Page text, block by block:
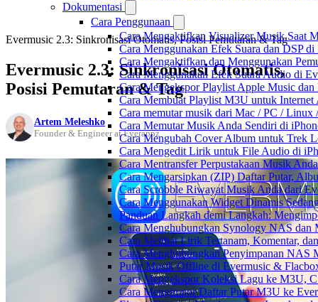
Dokumentasi
Cara Penggunaan
Cara Mengaktifkan Visualizer Musik Saat
Cara Menggunakan Efek Suara dan DSP
Cara Mengaktifkan dan Menggunakan
Cara Menggunakan Efek Suara Audio di
Cara Mengekspor Playlist Apple Music
Cara Membuat Playlist M3U untuk
Cara memutar musik dari Mac / PC /
Cara Memutar Musik Anda Sendiri di
Cara Mengubah Cover Album untuk Trek
Cara Mengedit Lirik untuk File Audio di
Cara Mentransfer Perpustakaan Musik
Cara Mengarsipkan (ZIP) Daftar Putar,
Cara Scrobble Riwayat Musik Anda dari
Cara Menggunakan Widget Dinamis
Panduan Langkah demi Langkah:
Cara Menghubungkan Synology NAS dan
Cara Melihat Lirik Tertanam, Komentar,
Cara Menghubungkan Penyimpanan NAS
Putar Musik Offline di Evermusic &
Cara Mengekspor Koleksi Lagu ke M3U,
Cara Mengimpor Daftar Putar M3U ke
Evermusic 2.3: Sinkronisasi Otomatis, Posisi Pemutaran & Tag
Evermusic 2.3: Sinkronisasi Otomatis,
Posisi Pemutaran & Tag
Artem Meleshko
Founder & Engineer at Everappz